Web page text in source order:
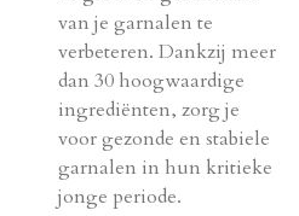
van je garnalen te
verbeteren. Dankzij meer
dan 30 hoogwaardige
ingrediënten, zorg je
voor gezonde en stabiele
garnalen in hun kritieke
jonge periode.